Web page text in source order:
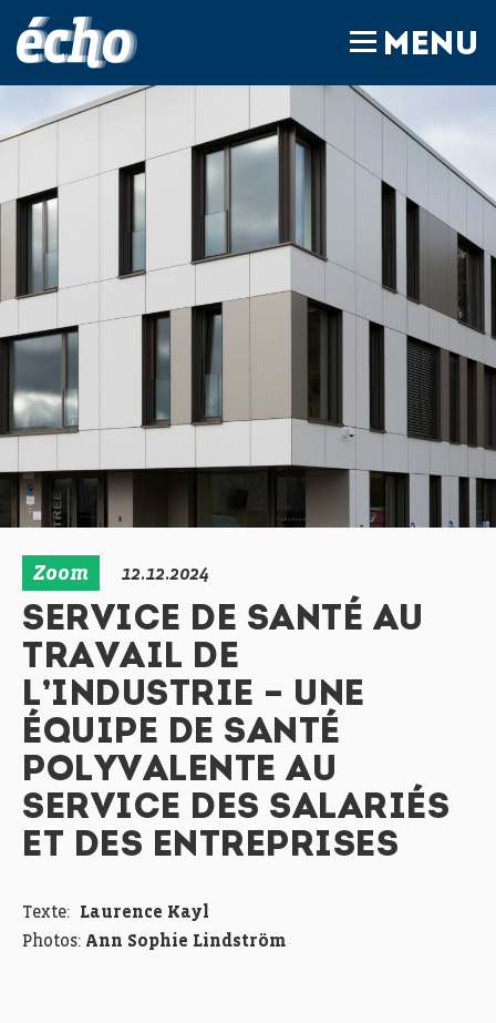
MENU
Zoom 12.12.2024
SERVICE DE SANTÉ AU
TRAVAIL DE
L’INDUSTRIE – UNE
ÉQUIPE DE SANTÉ
POLYVALENTE AU
SERVICE DES SALARIÉS
ET DES ENTREPRISES
Texte:
Laurence Kayl
Photos: Ann Sophie Lindström